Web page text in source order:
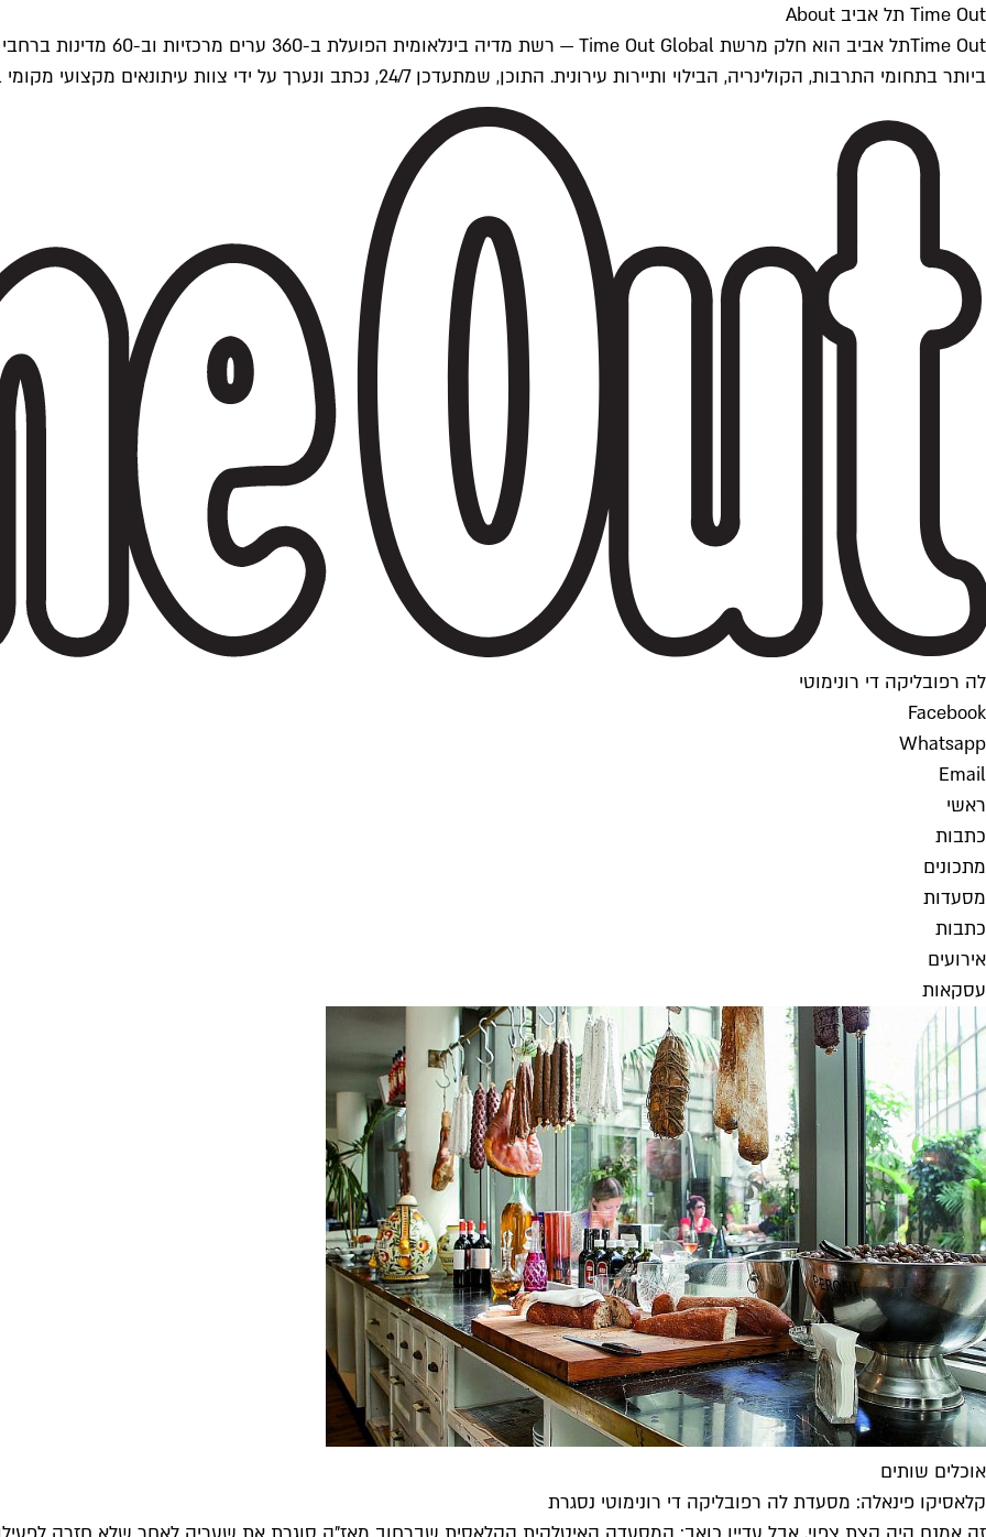
Time Out תל אביב About
ביותר בתחומי התרבות, הקולינריה, הבילוי ותיירות עירונית. התוכן, שמתעדכן 24/7, נכתב ונערך על ידי צוות עיתונאים מקצועי מקומי בישראל, בהתאם לסטנדרטים של Time Out העולמית.
לה רפובליקה די רונימוטי
Facebook
Whatsapp
Email
ראשי
כתבות
מתכונים
מסעדות
כתבות
אירועים
עסקאות
אוכלים שותים
קלאסיקו פינאלה: מסעדת לה רפובליקה די רונימוטי נסגרת